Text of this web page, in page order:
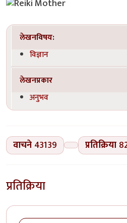
लेखनविषय:
विज्ञान
लेखनप्रकार
अनुभव
वाचने 43139 प्रतिक्रिया
प्रतिक्रिया